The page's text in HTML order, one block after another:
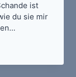
ist
du sie mir